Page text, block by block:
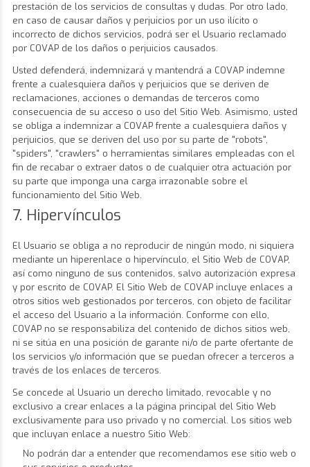
prestación de los servicios de consultas y dudas. Por otro lado,
en caso de causar daños y perjuicios por un uso ilícito o
incorrecto de dichos servicios, podrá ser el Usuario reclamado
por COVAP de los daños o perjuicios causados.
Usted defenderá, indemnizará y mantendrá a COVAP indemne
frente a cualesquiera daños y perjuicios que se deriven de
reclamaciones, acciones o demandas de terceros como
consecuencia de su acceso o uso del Sitio Web. Asimismo, usted
se obliga a indemnizar a COVAP frente a cualesquiera daños y
perjuicios, que se deriven del uso por su parte de "robots",
"spiders", "crawlers" o herramientas similares empleadas con el
fin de recabar o extraer datos o de cualquier otra actuación por
su parte que imponga una carga irrazonable sobre el
funcionamiento del Sitio Web.
7. Hipervínculos
El Usuario se obliga a no reproducir de ningún modo, ni siquiera
mediante un hiperenlace o hipervínculo, el Sitio Web de COVAP,
así como ninguno de sus contenidos, salvo autorización expresa
y por escrito de COVAP. El Sitio Web de COVAP incluye enlaces a
otros sitios web gestionados por terceros, con objeto de facilitar
el acceso del Usuario a la información. Conforme con ello,
COVAP no se responsabiliza del contenido de dichos sitios web,
ni se sitúa en una posición de garante ni/o de parte ofertante de
los servicios y/o información que se puedan ofrecer a terceros a
través de los enlaces de terceros.
Se concede al Usuario un derecho limitado, revocable y no
exclusivo a crear enlaces a la página principal del Sitio Web
exclusivamente para uso privado y no comercial. Los sitios web
que incluyan enlace a nuestro Sitio Web:
No podrán dar a entender que recomendamos ese sitio web o